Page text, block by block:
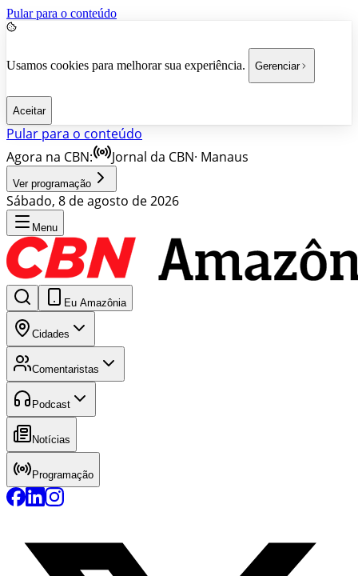
Pular para o conteúdo
Usamos cookies para melhorar sua experiência. Gerenciar
Aceitar
Pular para o conteúdo
Agora na CBN:
Jornal da CBN· Manaus
Ver programação
Sábado, 8 de agosto de 2026
Menu
Eu Amazônia
Cidades
Comentaristas
Podcast
Notícias
Programação